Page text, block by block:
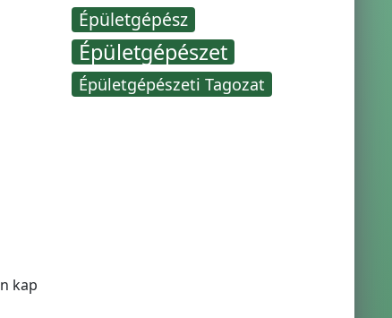
kap
Épületgépész
Épületgépészet
Épületgépészeti Tagozat